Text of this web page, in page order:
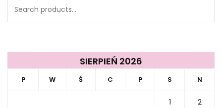
SIERPIEŃ 2026
P W Ś C P S N
1 2